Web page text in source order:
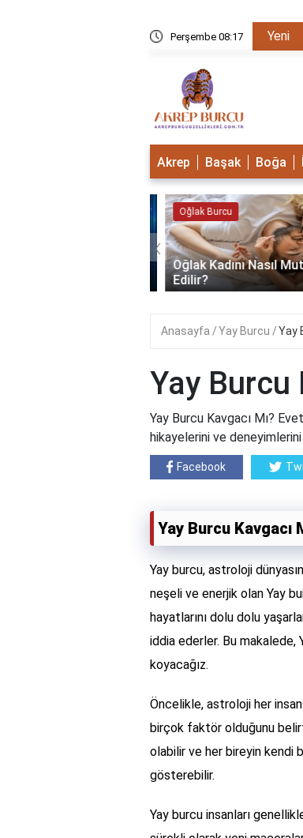
Perşembe 08:17 Yeni
Akrep Başak Boğa
Oğlak Burcu
Oğlak Kadını Nasıl Mutlu
Edilir?
‹
Anasayfa Yay Burcu Yay
Yay Burcu
Yay Burcu Kavgacı Mı?
hikayelerini ve
Facebook
Yay Burcu Kavgacı
Yay burcu, astroloji
neşeli ve enerjik olan Yay
hayatlarını dolu dolu
iddia ederler. Bu makalede,
koyacağız.
Öncelikle, astroloji her
birçok faktör olduğunu
olabilir ve her bireyin kendi
gösterebilir.
Yay burcu insanları